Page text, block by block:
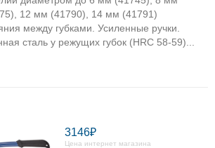
12 мм (41790), 14 мм (41791)
между губками. Усиленные ручки.
сталь у режущих губок (HRC 58-59)...
3146₽
Цена интернет магазина